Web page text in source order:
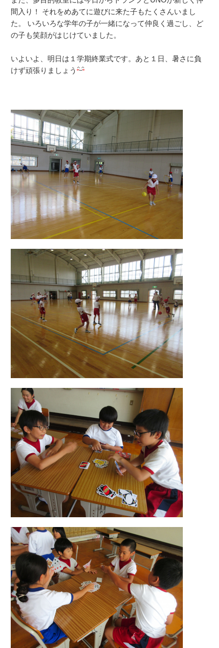
間入り！ それをめあてに遊びに来た子もたくさんいまし
た。 いろいろな学年の子が一緒になって仲良く過ごし、ど
の子も笑顔がはじけていました。
いよいよ、明日は１学期終業式です。あと１日、暑さに負
けず頑張りましょう